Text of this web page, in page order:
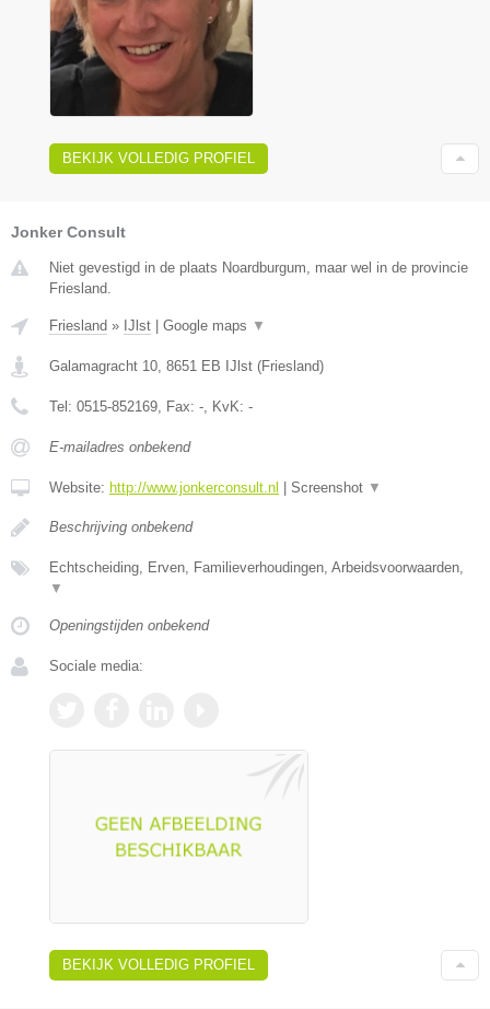
BEKIJK VOLLEDIG PROFIEL
Jonker Consult
Niet gevestigd in de plaats Noardburgum, maar wel in de provincie
Friesland.
Friesland » IJlst Google maps ▼
Galamagracht 10, 8651 EB IJlst (Friesland)
Tel: 0515-852169, Fax: -, KvK: -
E-mailadres onbekend
Website: http://www.jonkerconsult.nl Screenshot ▼
Beschrijving onbekend
Echtscheiding, Erven, Familieverhoudingen, Arbeidsvoorwaarden,
▼
Openingstijden onbekend
Sociale media:
BEKIJK VOLLEDIG PROFIEL